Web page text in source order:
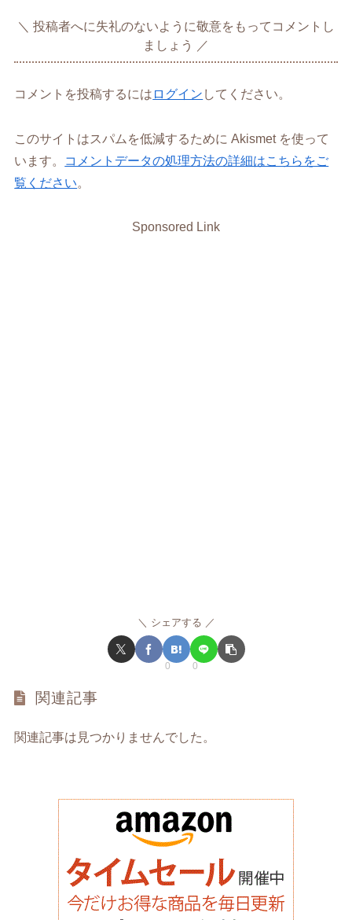
投稿者へに失礼のないように敬意をもってコメントし
ましょう
コメントを投稿するには ログイン してください。
このサイトはスパムを低減するために Akismet を使って
います。
コメントデータの処理方法の詳細はこちらをご
覧ください。
Sponsored Link
シェアする
0 0
関連記事
関連記事は見つかりませんでした。